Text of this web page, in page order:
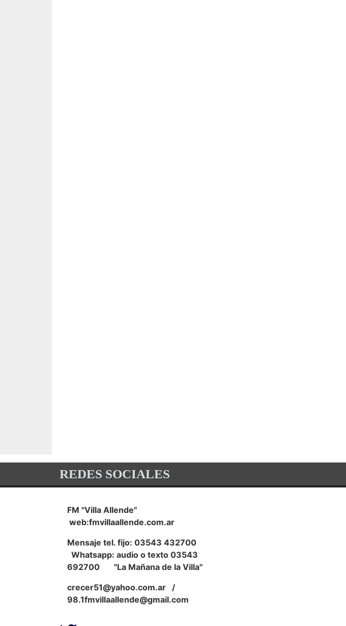
REDES SOCIALES
FM "Villa Allende"
web:fmvillaallende.com.ar
Mensaje tel. fijo: 03543 432700
Whatsapp: audio o texto 03543
692700 "La Mañana de la Villa"
crecer51@yahoo.com.ar /
98.1fmvillaallende@gmail.com